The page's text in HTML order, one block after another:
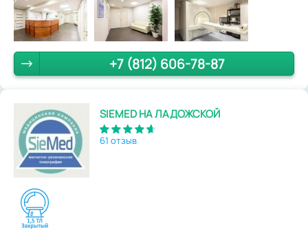
+7 (812) 606-78-87
SIEMED НА ЛАДОЖСКОЙ
61 отзыв